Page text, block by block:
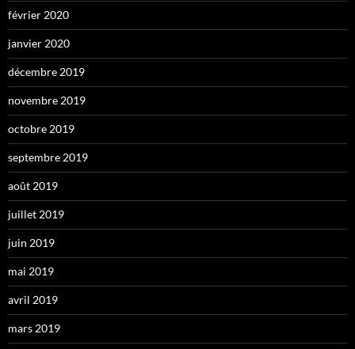
février 2020
janvier 2020
décembre 2019
novembre 2019
octobre 2019
septembre 2019
août 2019
juillet 2019
juin 2019
mai 2019
avril 2019
mars 2019